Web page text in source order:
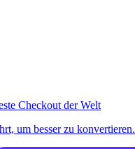
Checkout der Welt
um besser zu konvertieren.